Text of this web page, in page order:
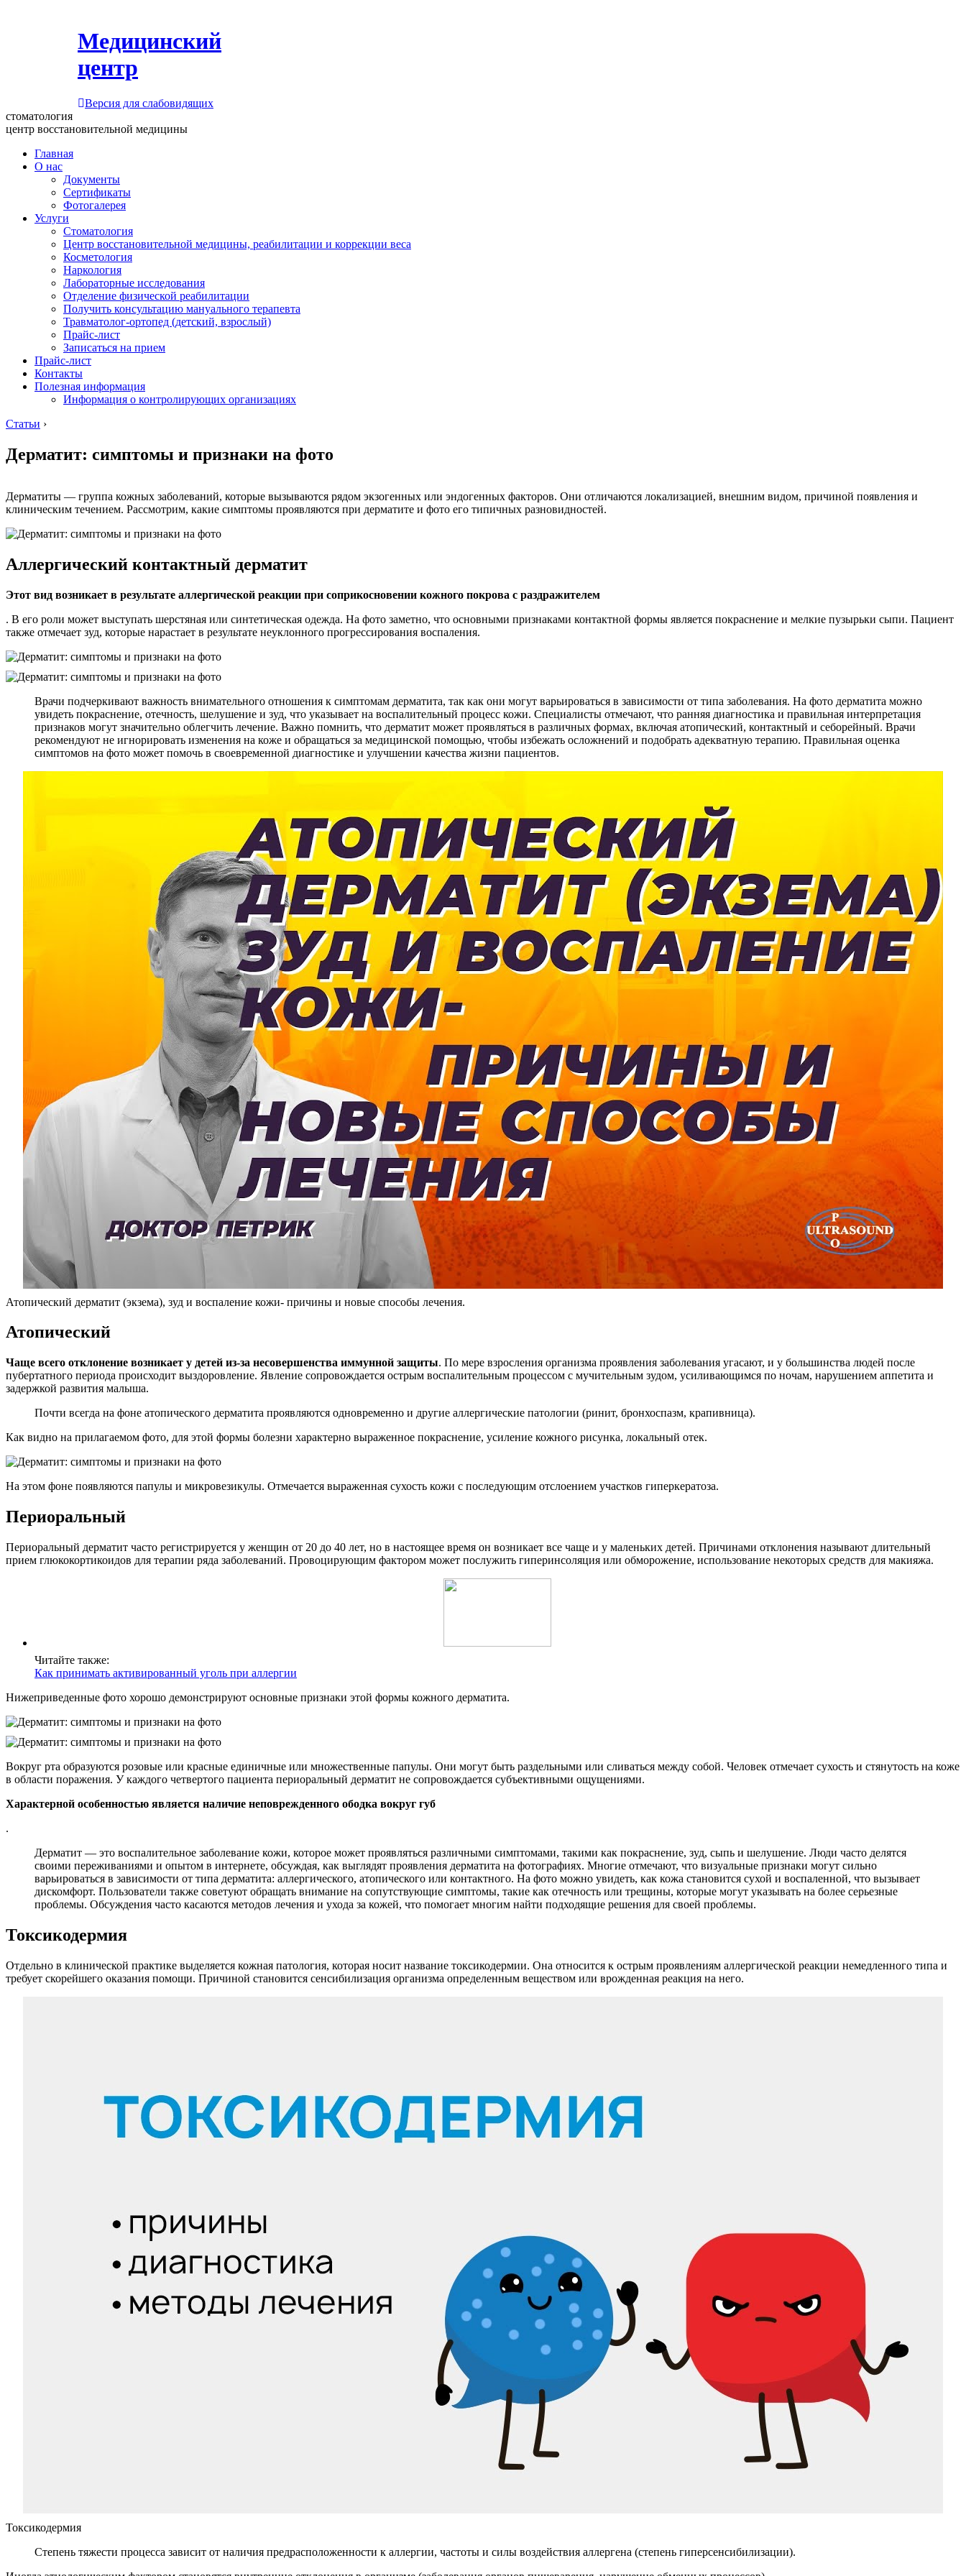
Медицинский
центр
Версия для слабовидящих
стоматология
центр восстановительной медицины
Главная
О нас
Документы
Сертификаты
Фотогалерея
Услуги
Стоматология
Центр восстановительной медицины, реабилитации и коррекции веса
Косметология
Наркология
Лабораторные исследования
Отделение физической реабилитации
Получить консультацию мануального терапевта
Травматолог-ортопед (детский, взрослый)
Прайс-лист
Записаться на прием
Прайс-лист
Контакты
Полезная информация
Информация о контролирующих организациях
Статьи ›
Дерматит: симптомы и признаки на фото
Дерматиты — группа кожных заболеваний, которые вызываются рядом экзогенных или эндогенных факторов. Они отличаются локализацией, внешним видом, причиной появления и
клиническим течением. Рассмотрим, какие симптомы проявляются при дерматите и фото его типичных разновидностей.
Аллергический контактный дерматит
Этот вид возникает в результате аллергической реакции при соприкосновении кожного покрова с раздражителем
. В его роли может выступать шерстяная или синтетическая одежда. На фото заметно, что основными признаками контактной формы является покраснение и мелкие пузырьки сыпи. Пациент
также отмечает зуд, которые нарастает в результате неуклонного прогрессирования воспаления.
Врачи подчеркивают важность внимательного отношения к симптомам дерматита, так как они могут варьироваться в зависимости от типа заболевания. На фото дерматита можно
увидеть покраснение, отечность, шелушение и зуд, что указывает на воспалительный процесс кожи. Специалисты отмечают, что ранняя диагностика и правильная интерпретация
признаков могут значительно облегчить лечение. Важно помнить, что дерматит может проявляться в различных формах, включая атопический, контактный и себорейный. Врачи
рекомендуют не игнорировать изменения на коже и обращаться за медицинской помощью, чтобы избежать осложнений и подобрать адекватную терапию. Правильная оценка
симптомов на фото может помочь в своевременной диагностике и улучшении качества жизни пациентов.
Атопический дерматит (экзема), зуд и воспаление кожи- причины и новые способы лечения.
Атопический
Чаще всего отклонение возникает у детей из-за несовершенства иммунной защиты. По мере взросления организма проявления заболевания угасают, и у большинства людей после
пубертатного периода происходит выздоровление. Явление сопровождается острым воспалительным процессом с мучительным зудом, усиливающимся по ночам, нарушением аппетита и
задержкой развития малыша.
Почти всегда на фоне атопического дерматита проявляются одновременно и другие аллергические патологии (ринит, бронхоспазм, крапивница).
Как видно на прилагаемом фото, для этой формы болезни характерно выраженное покраснение, усиление кожного рисунка, локальный отек.
На этом фоне появляются папулы и микровезикулы. Отмечается выраженная сухость кожи с последующим отслоением участков гиперкератоза.
Периоральный
Периоральный дерматит часто регистрируется у женщин от 20 до 40 лет, но в настоящее время он возникает все чаще и у маленьких детей. Причинами отклонения называют длительный
прием глюкокортикоидов для терапии ряда заболеваний. Провоцирующим фактором может послужить гиперинсоляция или обморожение, использование некоторых средств для макияжа.
Читайте также:
Как принимать активированный уголь при аллергии
Нижеприведенные фото хорошо демонстрируют основные признаки этой формы кожного дерматита.
Вокруг рта образуются розовые или красные единичные или множественные папулы. Они могут быть раздельными или сливаться между собой. Человек отмечает сухость и стянутость на коже
в области поражения. У каждого четвертого пациента периоральный дерматит не сопровождается субъективными ощущениями.
Характерной особенностью является наличие неповрежденного ободка вокруг губ
.
Дерматит — это воспалительное заболевание кожи, которое может проявляться различными симптомами, такими как покраснение, зуд, сыпь и шелушение. Люди часто делятся
своими переживаниями и опытом в интернете, обсуждая, как выглядят проявления дерматита на фотографиях. Многие отмечают, что визуальные признаки могут сильно
варьироваться в зависимости от типа дерматита: аллергического, атопического или контактного. На фото можно увидеть, как кожа становится сухой и воспаленной, что вызывает
дискомфорт. Пользователи также советуют обращать внимание на сопутствующие симптомы, такие как отечность или трещины, которые могут указывать на более серьезные
проблемы. Обсуждения часто касаются методов лечения и ухода за кожей, что помогает многим найти подходящие решения для своей проблемы.
Токсикодермия
Отдельно в клинической практике выделяется кожная патология, которая носит название токсикодермии. Она относится к острым проявлениям аллергической реакции немедленного типа и
требует скорейшего оказания помощи. Причиной становится сенсибилизация организма определенным веществом или врожденная реакция на него.
Токсикодермия
Степень тяжести процесса зависит от наличия предрасположенности к аллергии, частоты и силы воздействия аллергена (степень гиперсенсибилизации).